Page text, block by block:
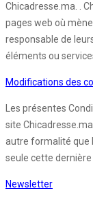
Chicadresse.ma. .
pages web où
responsable de
éléments ou
Modifications des
Les présentes
site
autre formalité que
seule cette
Newsletter